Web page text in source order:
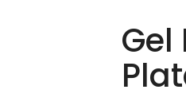
Gel